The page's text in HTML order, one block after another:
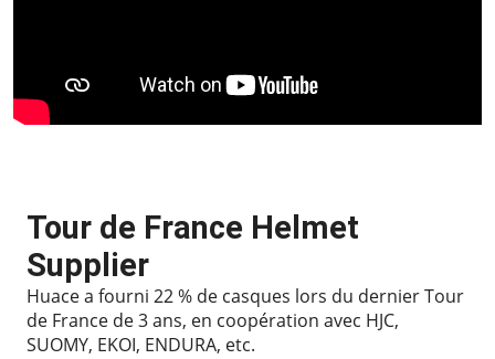
Tour de France Helmet
Supplier
Huace a fourni 22 % de casques lors du dernier Tour
de France de 3 ans, en coopération avec HJC,
SUOMY, EKOI, ENDURA, etc.